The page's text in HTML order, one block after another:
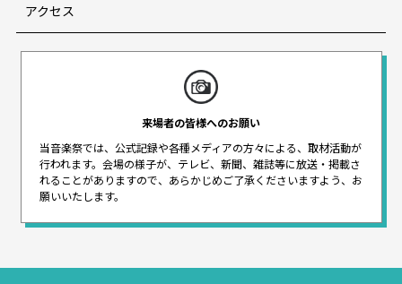
アクセス
来場者の皆様へのお願い
当音楽祭では、公式記録や各種メディアの方々による、取材活動が
行われます。 会場の様子が、テレビ、新聞、雑誌等に放送・掲載さ
れることがありますので、 あらかじめご了承くださいますよう、お
願いいたします。